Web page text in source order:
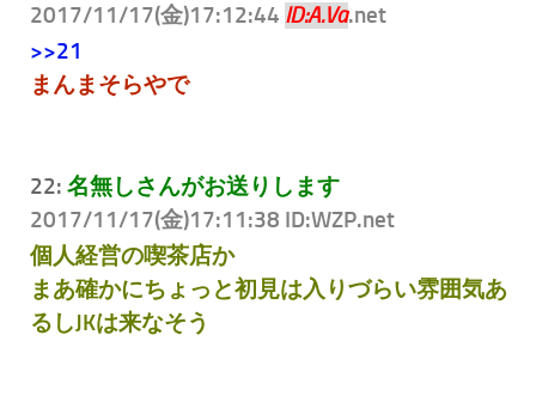
2017/11/17(金)17:12:44 ID:A.Va.net
>>21
まんまそらやで
22: 名無しさんがお送りします
2017/11/17(金)17:11:38 ID:WZP.net
個人経営の喫茶店か
まあ確かにちょっと初見は入りづらい雰囲気あ
るしJKは来なそう